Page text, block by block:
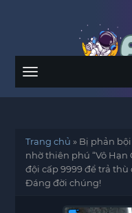
Menu
Trang chủ » Bị phản
nhờ thiên phú “Vô Hạn
đội cấp 9999 để trả thù
Đáng đời chúng!